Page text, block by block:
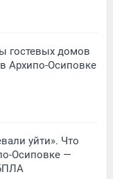
гостевых домов
Архипо-Осиповке
уйти». Что
Осиповке —